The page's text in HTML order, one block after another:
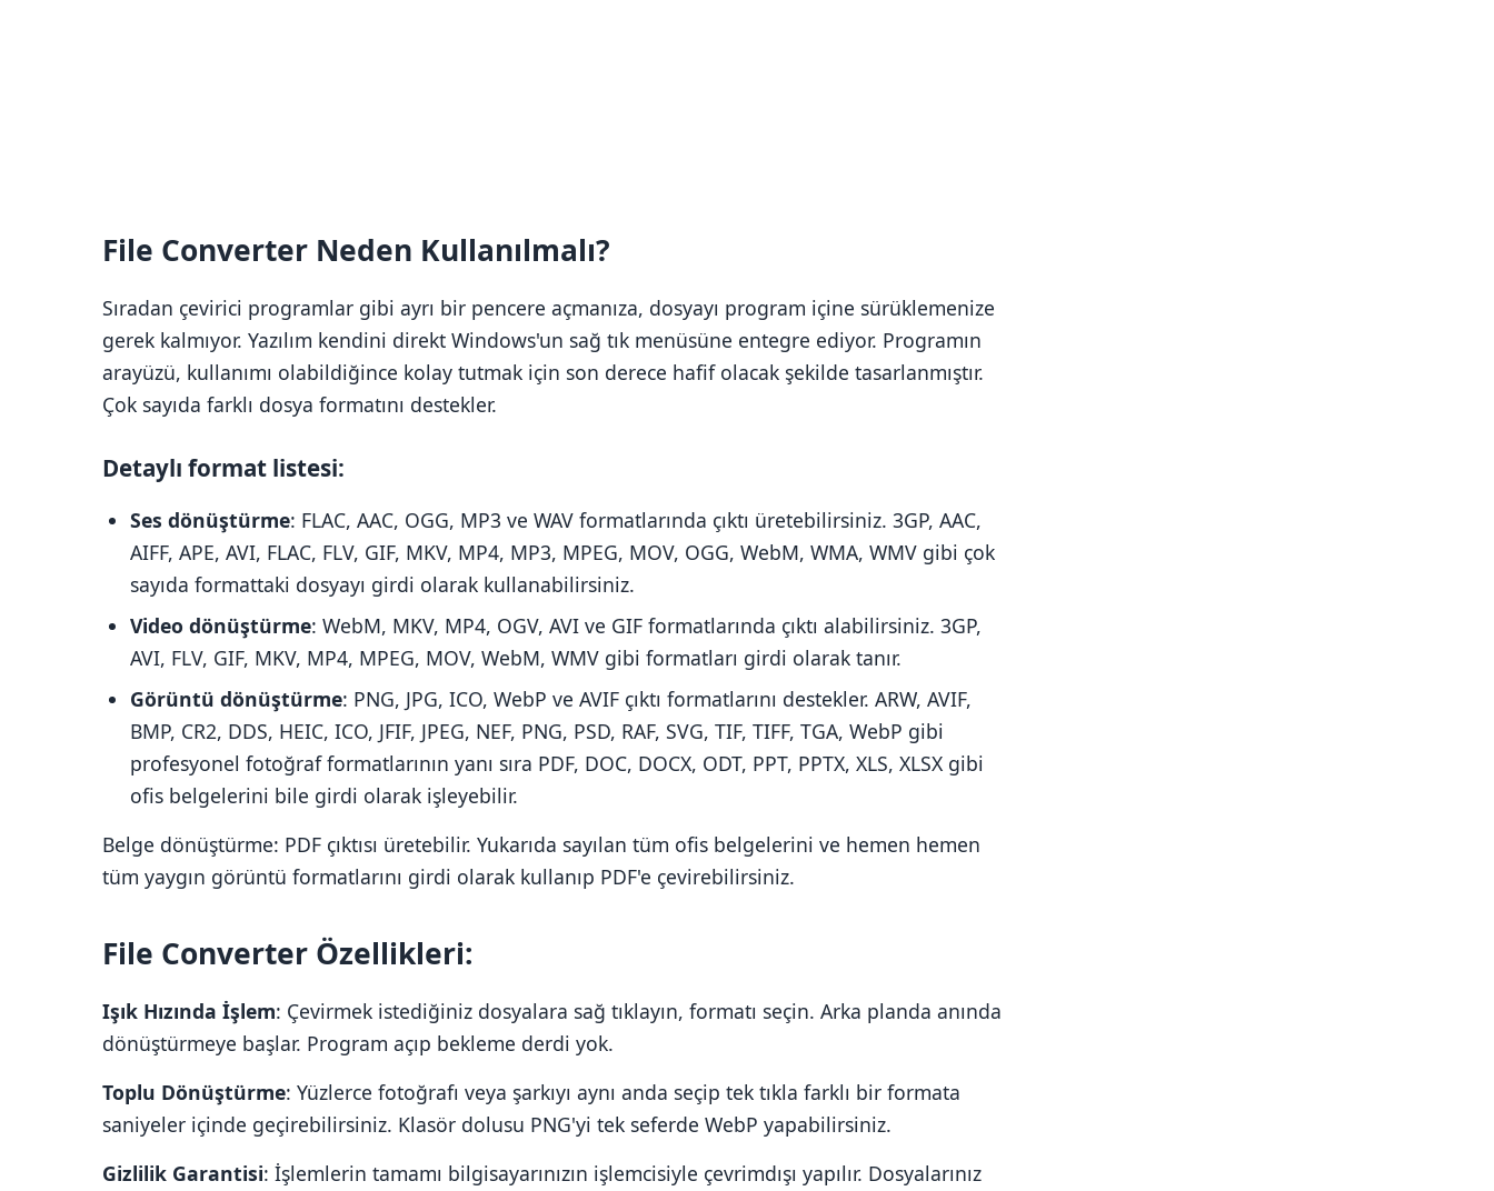
File Converter Neden Kullanılmalı?
Sıradan çevirici programlar gibi ayrı bir pencere açmanıza, dosyayı program içine sürüklemenize
gerek kalmıyor. Yazılım kendini direkt Windows'un sağ tık menüsüne entegre ediyor. Programın
arayüzü, kullanımı olabildiğince kolay tutmak için son derece hafif olacak şekilde tasarlanmıştır.
Çok sayıda farklı dosya formatını destekler.
Detaylı format listesi:
Ses dönüştürme: FLAC, AAC, OGG, MP3 ve WAV formatlarında çıktı üretebilirsiniz. 3GP, AAC,
AIFF, APE, AVI, FLAC, FLV, GIF, MKV, MP4, MP3, MPEG, MOV, OGG, WebM, WMA, WMV gibi çok
sayıda formattaki dosyayı girdi olarak kullanabilirsiniz.
Video dönüştürme: WebM, MKV, MP4, OGV, AVI ve GIF formatlarında çıktı alabilirsiniz. 3GP,
AVI, FLV, GIF, MKV, MP4, MPEG, MOV, WebM, WMV gibi formatları girdi olarak tanır.
Görüntü dönüştürme: PNG, JPG, ICO, WebP ve AVIF çıktı formatlarını destekler. ARW, AVIF,
BMP, CR2, DDS, HEIC, ICO, JFIF, JPEG, NEF, PNG, PSD, RAF, SVG, TIF, TIFF, TGA, WebP gibi
profesyonel fotoğraf formatlarının yanı sıra PDF, DOC, DOCX, ODT, PPT, PPTX, XLS, XLSX gibi
ofis belgelerini bile girdi olarak işleyebilir.
Belge dönüştürme: PDF çıktısı üretebilir. Yukarıda sayılan tüm ofis belgelerini ve hemen hemen
tüm yaygın görüntü formatlarını girdi olarak kullanıp PDF'e çevirebilirsiniz.
File Converter Özellikleri:
Işık Hızında İşlem: Çevirmek istediğiniz dosyalara sağ tıklayın, formatı seçin. Arka planda anında
dönüştürmeye başlar. Program açıp bekleme derdi yok.
Toplu Dönüştürme: Yüzlerce fotoğrafı veya şarkıyı aynı anda seçip tek tıkla farklı bir formata
saniyeler içinde geçirebilirsiniz. Klasör dolusu PNG'yi tek seferde WebP yapabilirsiniz.
Gizlilik Garantisi: İşlemlerin tamamı bilgisayarınızın işlemcisiyle çevrimdışı yapılır. Dosyalarınız